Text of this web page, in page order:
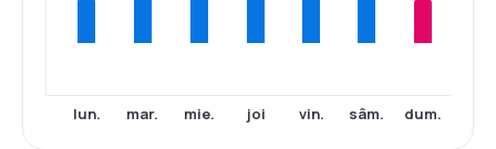
lun. mar. mie. joi vin. sâm. dum.